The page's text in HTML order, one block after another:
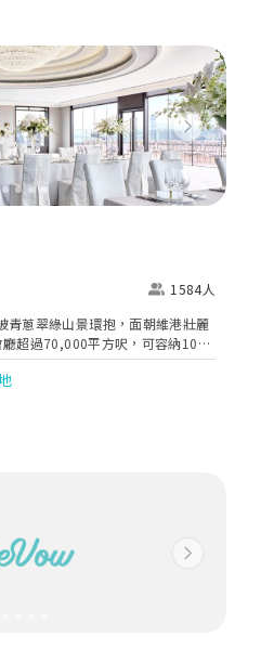
Next
1584人
青蔥翠綠山景環抱，面朝維港壯麗
超過70,000平方呎，可容納10至
外婚宴場地。酒店鄰近灣仔港鐵
凡的合和大禮堂配置高清巨型
的特別方式進場，為新人締造雋永
水晶殿能讓新人沉浸於如璀璨星
Next